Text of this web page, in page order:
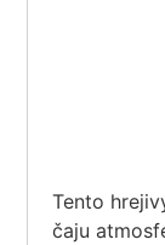
Tento
čaju